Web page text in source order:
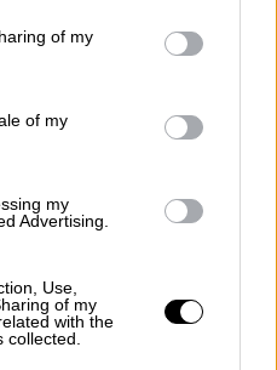
behaviour. You may click to
and its third-party tags to
purposes in below Google
of my
of my
my
Advertising.
Use,
of my
with the
που
υπέστη
το γραφείο του
οδηγούσε μαζί με
μόνος του όταν